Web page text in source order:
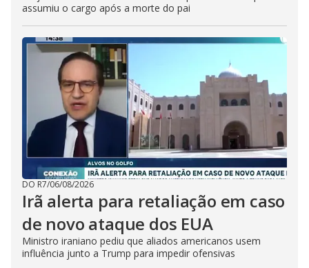
assumiu o cargo após a morte do pai
DO R7/06/08/2026
Irã alerta para retaliação em caso
de novo ataque dos EUA
Ministro iraniano pediu que aliados americanos usem
influência junto a Trump para impedir ofensivas